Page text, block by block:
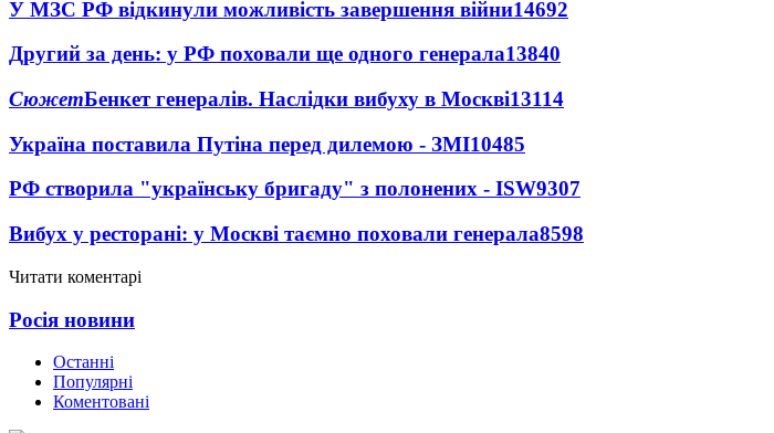
У МЗС РФ відкинули можливість завершення війни14692
Другий за день: у РФ поховали ще одного генерала13840
СюжетБенкет генералів. Наслідки вибуху в Москві13114
Україна поставила Путіна перед дилемою - ЗМІ10485
РФ створила "українську бригаду" з полонених - ISW9307
Вибух у ресторані: у Москві таємно поховали генерала8598
Читати коментарі
Росія новини
Останні
Популярні
Коментовані